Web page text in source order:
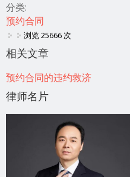
分类:
预约合同
浏览 25666 次
相关文章
预约合同的违约救济
律师名片